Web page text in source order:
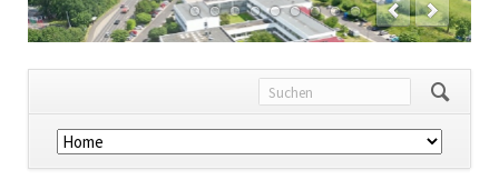
Navigation
überspringen